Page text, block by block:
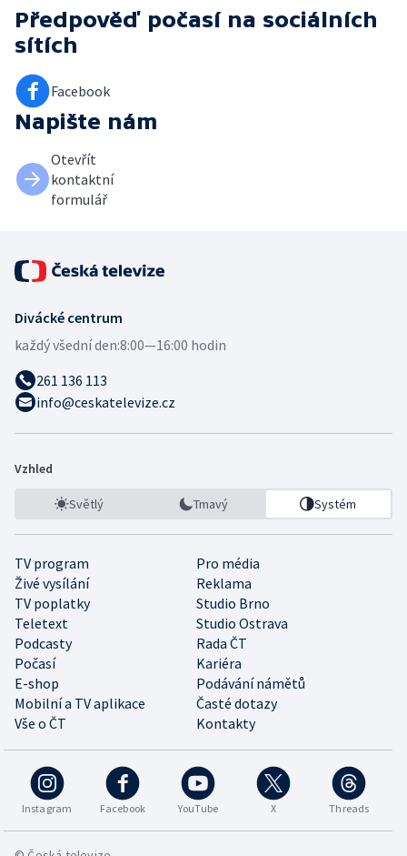
Předpověď počasí na sociálních
sítích
Facebook
Napište nám
Otevřít
kontaktní
formulář
Divácké centrum
každý všední den:8:00—16:00 hodin
261 136 113
info@ceskatelevize.cz
Vzhled
Světlý Tmavý Systém
TV program
Pro média
Živé vysílání
Reklama
TV poplatky
Studio Brno
Teletext
Studio Ostrava
Podcasty
Rada ČT
Počasí
Kariéra
E-shop
Podávání námětů
Mobilní a TV aplikace
Časté dotazy
Vše o ČT
Kontakty
Instagram Facebook YouTube X Threads